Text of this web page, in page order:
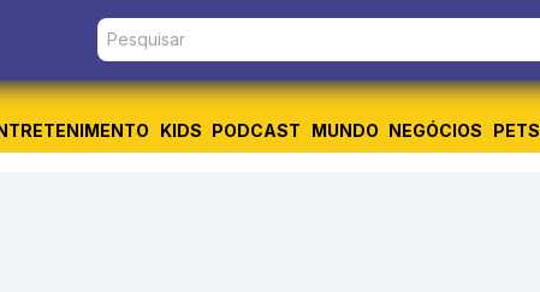
KIDS PODCAST MUNDO NEGÓCIOS PETS